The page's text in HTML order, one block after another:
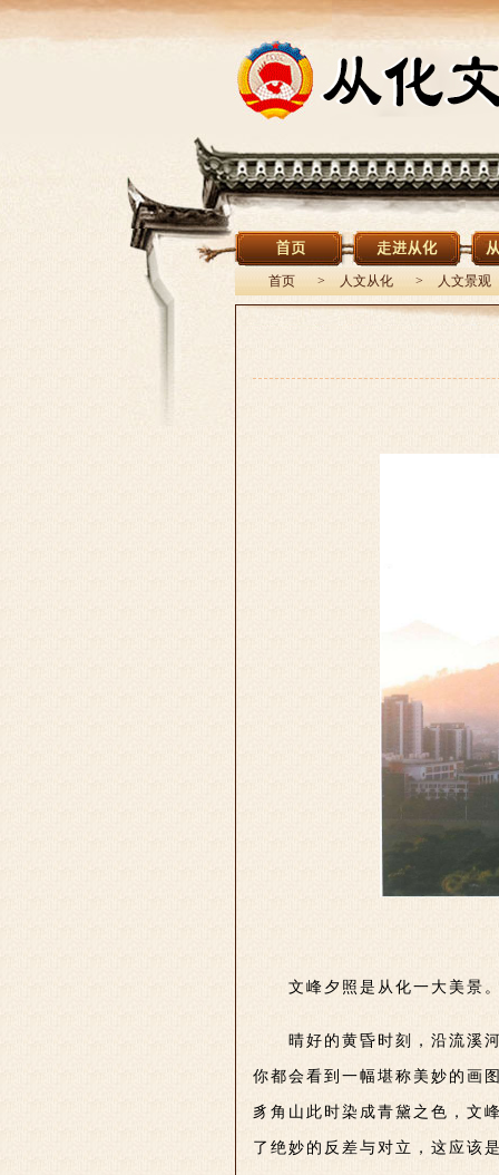
首页 > 人文从化 > 人文景观
文峰夕照是从化一大美景
晴好的黄昏时刻，沿流溪
你都会看到一幅堪称美妙的画
豸角山此时染成青黛之色，文
了绝妙的反差与对立，这应该